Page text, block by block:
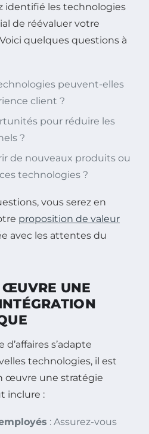
identifié les technologies
de réévaluer votre
quelques questions à
peuvent-elles
client ?
pour réduire les
?
de nouveaux produits ou
technologies ?
vous serez en
proposition de valeur
avec les attentes du
ŒUVRE UNE
s’adapte
technologies, il est
œuvre une stratégie
inclure :
: Assurez-vous